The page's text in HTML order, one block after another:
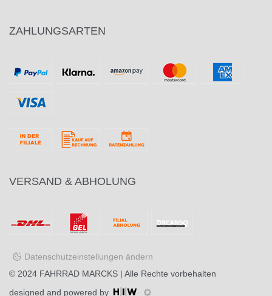
ZAHLUNGSARTEN
VERSAND & ABHOLUNG
Datenschutzeinstellungen ändern
© 2024 FAHRRAD MARCKS | Alle Rechte vorbehalten
designed and powered by